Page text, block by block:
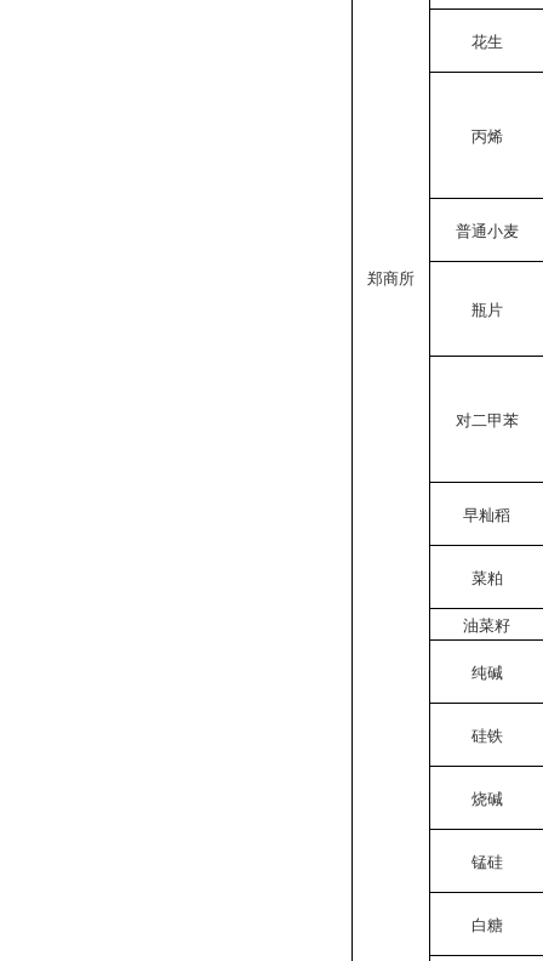
郑商所
花生
丙烯
普通小麦
瓶片
对二甲苯
早籼稻
菜粕
油菜籽
纯碱
硅铁
烧碱
锰硅
白糖